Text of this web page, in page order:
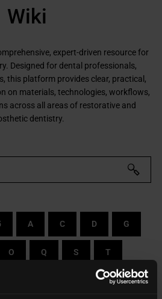
Wiki
expert-driven resource for
Designed for dental professionals,
this platform provides clear, practical,
on materials, technologies, workflows,
across all areas of restorative and
dentistry.
A C D G
O Q S T